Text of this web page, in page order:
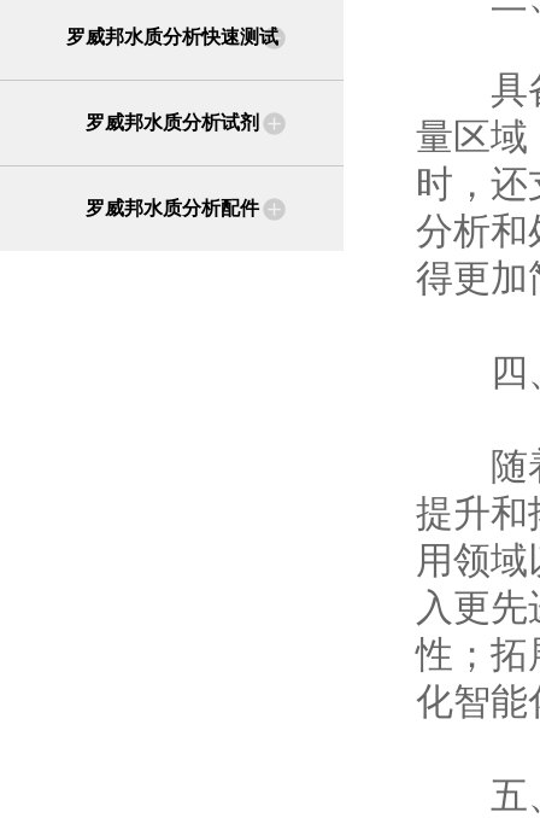
罗威邦水质分析快速测试
罗威邦水质分析试剂
罗威邦水质分析配件
具备
量区域
时，
分析和
得更加
四、
随着
提升和
用领
入更
性；拓
化智能
五